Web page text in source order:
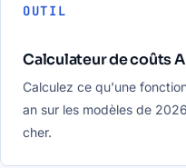
OUTIL
Calculateur de coûts
Calculez ce qu'une
an sur les modèles de
cher.